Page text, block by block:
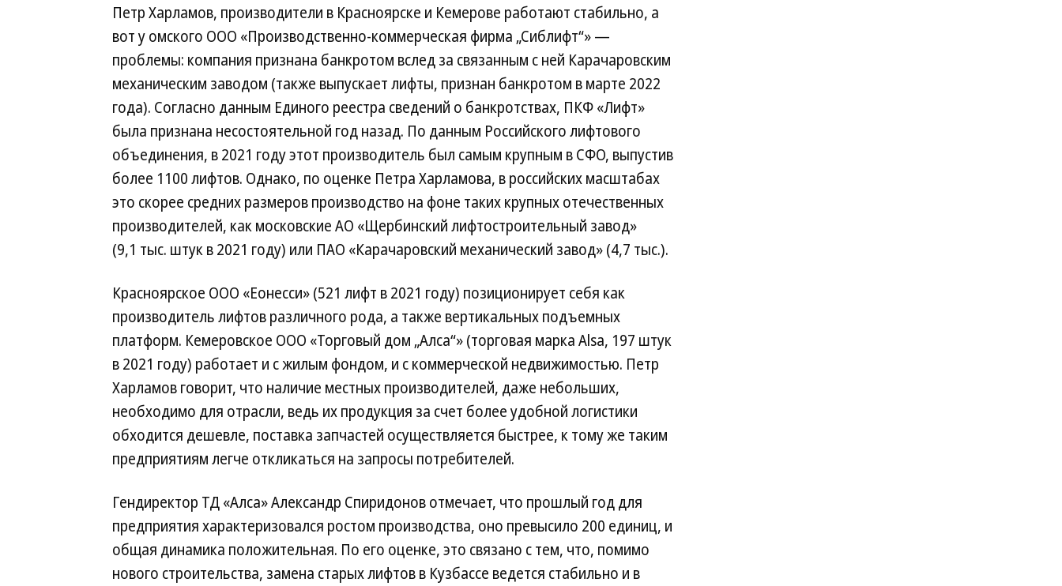
Петр Харламов, производители в Красноярске и Кемерове работают стабильно, а
вот у омского ООО «Производственно-коммерческая фирма „Сиблифт“» —
проблемы: компания признана банкротом вслед за связанным с ней Карачаровским
механическим заводом (также выпускает лифты, признан банкротом в марте 2022
года). Согласно данным Единого реестра сведений о банкротствах, ПКФ «Лифт»
была признана несостоятельной год назад. По данным Российского лифтового
объединения, в 2021 году этот производитель был самым крупным в СФО, выпустив
более 1100 лифтов. Однако, по оценке Петра Харламова, в российских масштабах
это скорее средних размеров производство на фоне таких крупных отечественных
производителей, как московские АО «Щербинский лифтостроительный завод»
(9,1 тыс. штук в 2021 году) или ПАО «Карачаровский механический завод» (4,7 тыс.).
Красноярское ООО «Еонесси» (521 лифт в 2021 году) позиционирует себя как
производитель лифтов различного рода, а также вертикальных подъемных
платформ. Кемеровское ООО «Торговый дом „Алса“» (торговая марка Alsa, 197 штук
в 2021 году) работает и с жилым фондом, и с коммерческой недвижимостью. Петр
Харламов говорит, что наличие местных производителей, даже небольших,
необходимо для отрасли, ведь их продукция за счет более удобной логистики
обходится дешевле, поставка запчастей осуществляется быстрее, к тому же таким
предприятиям легче откликаться на запросы потребителей.
Гендиректор ТД «Алса» Александр Спиридонов отмечает, что прошлый год для
предприятия характеризовался ростом производства, оно превысило 200 единиц, и
общая динамика положительная. По его оценке, это связано с тем, что, помимо
нового строительства, замена старых лифтов в Кузбассе ведется стабильно и в